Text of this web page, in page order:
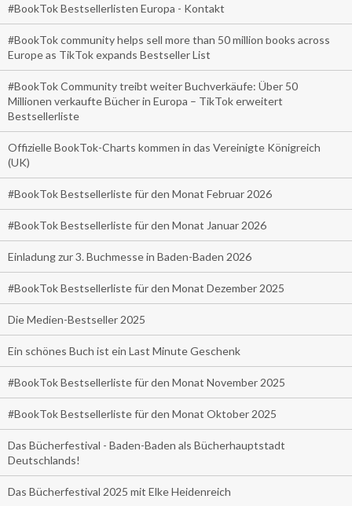
#BookTok Bestsellerlisten Europa - Kontakt
#BookTok community helps sell more than 50 million books across
Europe as TikTok expands Bestseller List
#BookTok Community treibt weiter Buchverkäufe: Über 50
Millionen verkaufte Bücher in Europa – TikTok erweitert
Bestsellerliste
Offizielle BookTok-Charts kommen in das Vereinigte Königreich
(UK)
#BookTok Bestsellerliste für den Monat Februar 2026
#BookTok Bestsellerliste für den Monat Januar 2026
Einladung zur 3. Buchmesse in Baden-Baden 2026
#BookTok Bestsellerliste für den Monat Dezember 2025
Die Medien-Bestseller 2025
Ein schönes Buch ist ein Last Minute Geschenk
#BookTok Bestsellerliste für den Monat November 2025
#BookTok Bestsellerliste für den Monat Oktober 2025
Das Bücherfestival - Baden-Baden als Bücherhauptstadt
Deutschlands!
Das Bücherfestival 2025 mit Elke Heidenreich